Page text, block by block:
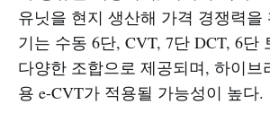
유닛을 현지 생산해 가격 경쟁력을
기는 수동 6단, CVT, 7단 DCT, 6단
다양한 조합으로 제공되며, 하이브
용 e-CVT가 적용될 가능성이 높다.​